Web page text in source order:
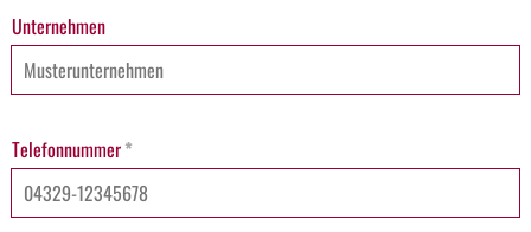
Unternehmen
Telefonnummer*